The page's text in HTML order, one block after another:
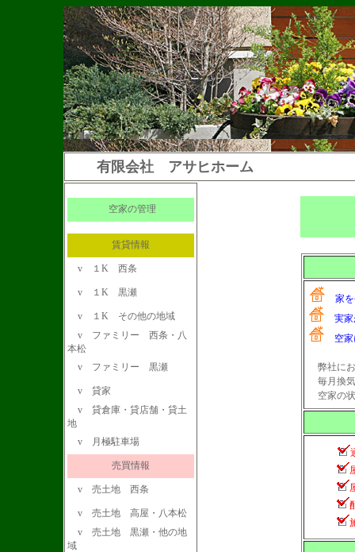
有限会社 アサヒホーム
空家の管理
賃貸情報
v１K 西条
v１K 黒瀬
v１K その他の地域
vファミリー 西条・八
本松
vファミリー 黒瀬
v貸家
v貸倉庫・貸店舗・貸土
地
v月極駐車場
売買情報
v売土地 西条
v売土地 高屋・八本松
v売土地 黒瀬・他の地
域
家
実家
空家
弊社に
毎月換気
空家の状